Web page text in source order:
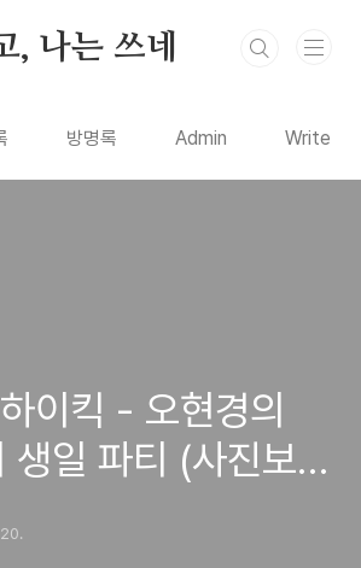
, 나는 쓰네
방명록 Admin Write
이킥 - 오현경의
일 파티 (사진보